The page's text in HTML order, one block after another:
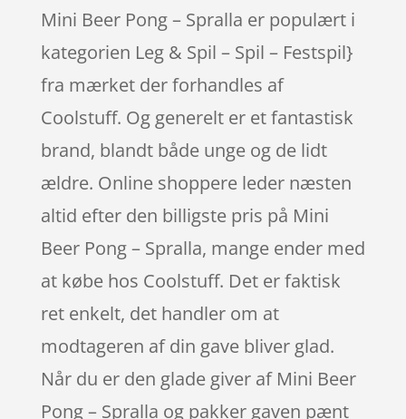
Mini Beer Pong – Spralla er populært i
kategorien Leg & Spil – Spil – Festspil}
fra mærket der forhandles af
Coolstuff. Og generelt er et fantastisk
brand, blandt både unge og de lidt
ældre. Online shoppere leder næsten
altid efter den billigste pris på Mini
Beer Pong – Spralla, mange ender med
at købe hos Coolstuff. Det er faktisk
ret enkelt, det handler om at
modtageren af din gave bliver glad.
Når du er den glade giver af Mini Beer
Pong – Spralla og pakker gaven pænt